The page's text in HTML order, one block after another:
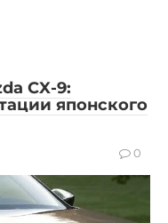
CX-9:
японского
0